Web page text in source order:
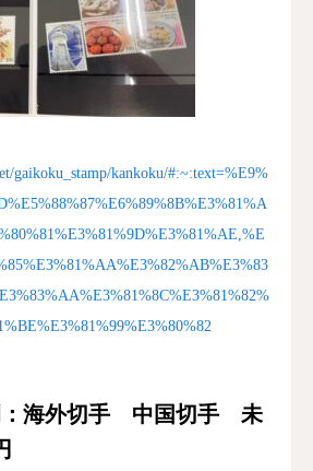
gaikoku_stamp/kankoku/#:~:text=%E9%
：海外切手 中国切手 未